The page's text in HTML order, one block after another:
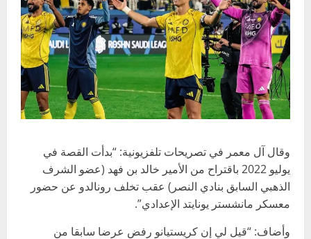
وقال آل معمر في تصريحات تلفزيونية: “بدأت القصة في
يوليو 2022 باقتراح من الأمير خالد بن فهد (عضو الشرف
الذهبي السابق بنادي النصر) عقب تخلف رونالدو عن حضور
معسكر مانشستر يونايتد الإعدادي”.
وأضاف: “قيل لي إن كريستيانو رفض عرضا سابقا من